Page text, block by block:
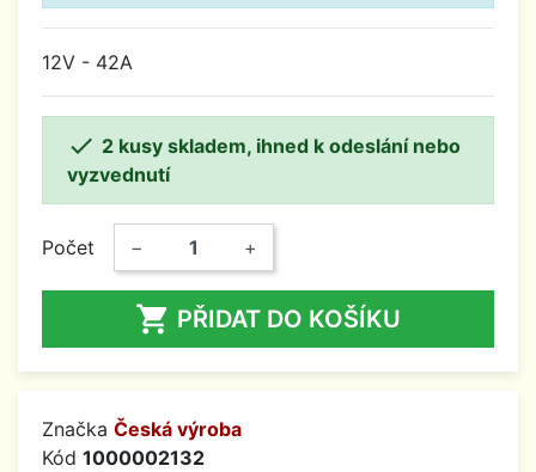
12V - 42A
 2 kusy skladem, ihned k odeslání nebo
vyzvednutí
Počet − +
 PŘIDAT DO KOŠÍKU
Značka Česká výroba
Kód 1000002132